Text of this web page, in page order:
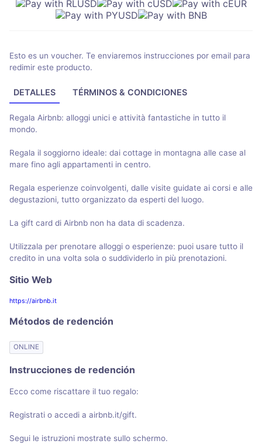
Esto es un voucher. Te enviaremos instrucciones por email para
redimir este producto.
DETALLES TÉRMINOS & CONDICIONES
Regala Airbnb: alloggi unici e attività fantastiche in tutto il
mondo.
Regala il soggiorno ideale: dai cottage in montagna alle case al
mare fino agli appartamenti in centro.
Regala esperienze coinvolgenti, dalle visite guidate ai corsi e alle
degustazioni, tutto organizzato da esperti del luogo.
La gift card di Airbnb non ha data di scadenza.
Utilizzala per prenotare alloggi o esperienze: puoi usare tutto il
credito in una volta sola o suddividerlo in più prenotazioni.
Sitio Web
https://airbnb.it
Métodos de redención
ONLINE
Instrucciones de redención
Ecco come riscattare il tuo regalo:
Registrati o accedi a airbnb.it/gift.
Segui le istruzioni mostrate sullo schermo.